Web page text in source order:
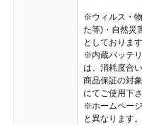
※ウィルス・
た等)・自然災
としております
※内蔵バッテ
は、消耗度合
商品保証の対
にてご使用下さ
※ホームペー
と異なります。